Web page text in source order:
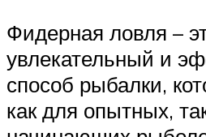
Фидерная ловля –
увлекательный и
способ рыбалки,
как для опытных,